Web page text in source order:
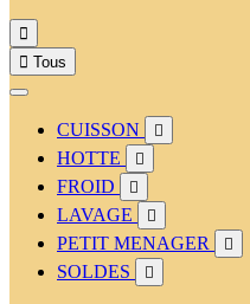

 Tous
CUISSON 
HOTTE 
FROID 
LAVAGE 
PETIT MENAGER 
SOLDES 